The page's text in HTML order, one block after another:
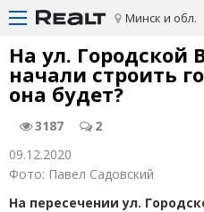
Минск и обл.
На ул. Городской
начали строить
она будет?
3187
2
09.12.2020
Фото: Павел Садовский
На пересечении ул.